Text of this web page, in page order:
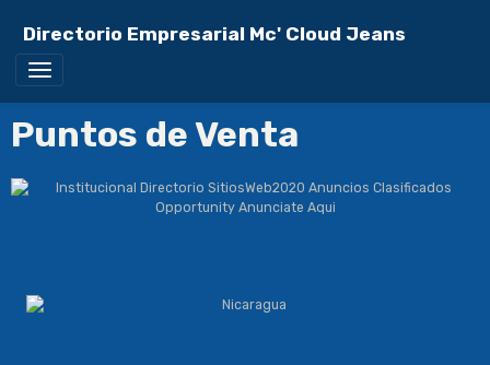
Directorio Empresarial Mc' Cloud Jeans
Puntos de Venta